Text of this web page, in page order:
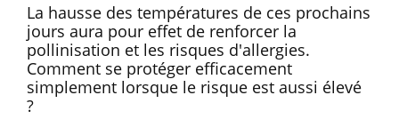
La hausse des températures de ces prochains
jours aura pour effet de renforcer la
pollinisation et les risques d'allergies.
Comment se protéger efficacement
simplement lorsque le risque est aussi élevé
?